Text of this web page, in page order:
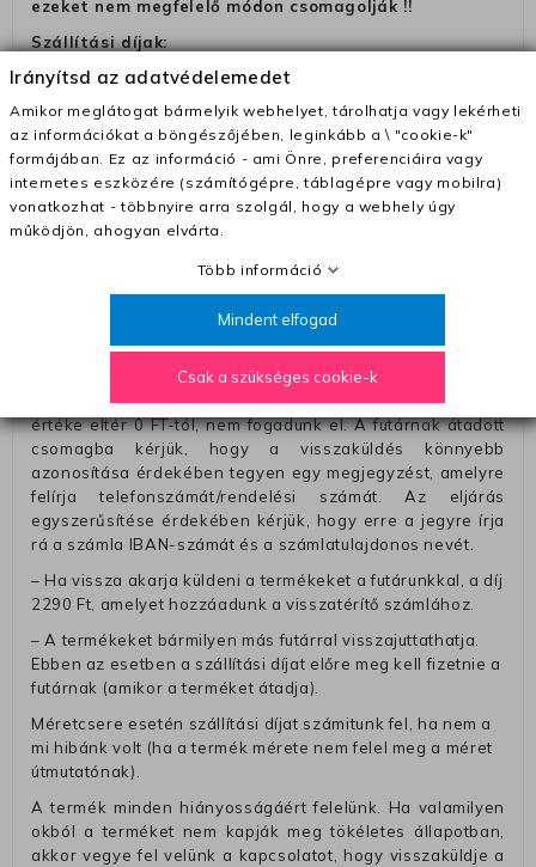
ezeket nem megfelelő módon csomagolják !!
Szállítási díjak:
– Futár - kézbesítés az ország egész területén, 2-3
munkanapon belül a megrendelés e-mailben / sms-ben
történő megerősítésétől számítva
– Szállítás 1700 Ft (+400 Ft utánvéttel)
– Ingyenes szállítás 31600 Ft feletti megrendeléseknél
(+400 Ft utánvétte)
számolunk fel (oda -vissza út)
A pénz visszatérítéséhez küldjük a futárt, hogy vegye át
Öntől a terméket/termékeket, vagy más futárral is
elküldheti. Olyan utávéttel küldött csomagot, melyne
értéke eltér 0 FT-tól, nem fogadunk el. A futárnak átadott
csomagba kérjük, hogy a visszaküldés könnyebb
azonosítása érdekében tegyen egy megjegyzést, amelyre
felírja telefonszámát/rendelési számát. Az eljárás
egyszerűsítése érdekében kérjük, hogy erre a jegyre írja
rá a számla IBAN-számát és a számlatulajdonos nevét.
– Ha vissza akarja küldeni a termékeket a futárunkkal, a díj
2290 Ft, amelyet hozzáadunk a visszatérítő számlához.
– A termékeket bármilyen más futárral visszajuttathatja.
Ebben az esetben a szállítási díjat előre meg kell fizetnie a
futárnak (amikor a terméket átadja).
Méretcsere esetén szállítási díjat számitunk fel, ha nem a
mi hibánk volt (ha a termék mérete nem felel meg a méret
útmutatónak).
A termék minden hiányosságáért felelünk. Ha valamilyen
okból a terméket nem kapják meg tökéletes állapotban,
akkor vegye fel velünk a kapcsolatot, hogy visszaküldje a
Irányítsd az adatvédelemedet
Amikor meglátogat bármelyik webhelyet, tárolhatja vagy lekérheti
az információkat a böngészőjében, leginkább a \ "cookie-k"
formájában. Ez az információ - ami Önre, preferenciáira vagy
internetes eszközére (számítógépre, táblagépre vagy mobilra)
vonatkozhat - többnyire arra szolgál, hogy a webhely úgy
működjön, ahogyan elvárta.
Több információ
Mindent elfogad
Csak a szükséges cookie-k